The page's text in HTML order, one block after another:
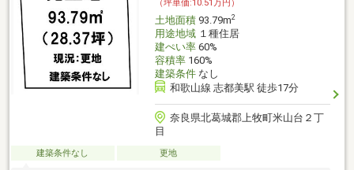
（坪単価:10.51万円）
土地面積93.79m2
用途地域１種住居
建ぺい率60%
容積率160%
建築条件なし
和歌山線 志都美駅 徒歩17分
奈良県北葛城郡上牧町米山台２丁
目
建築条件なし 更地